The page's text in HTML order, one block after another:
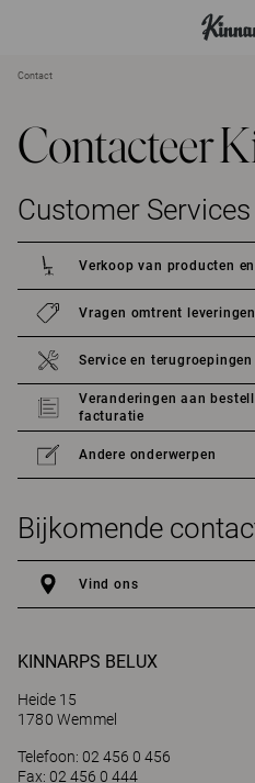
Contact
Contacteer
Customer Services
Verkoop van producten
Vragen omtrent leveringen
Service en terugroepingen
Veranderingen aan
facturatie
Andere onderwerpen
Bijkomende
Vind ons
KINNARPS BELUX
Heide 15
1780 Wemmel
Telefoon: 02 456 0 456
Fax: 02 456 0 444